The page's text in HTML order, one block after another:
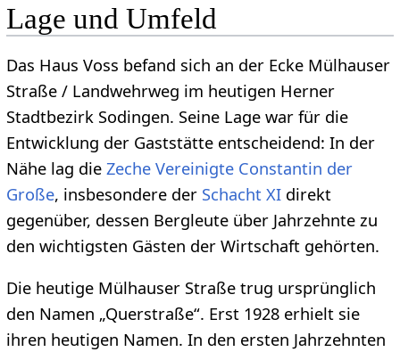
Lage und Umfeld
Das Haus Voss befand sich an der Ecke Mülhauser
Straße / Landwehrweg im heutigen Herner
Stadtbezirk Sodingen. Seine Lage war für die
Entwicklung der Gaststätte entscheidend: In der
Nähe lag die Zeche Vereinigte Constantin der
Große, insbesondere der Schacht XIdirekt
gegenüber, dessen Bergleute über Jahrzehnte zu
den wichtigsten Gästen der Wirtschaft gehörten.
Die heutige Mülhauser Straße trug ursprünglich
den Namen „Querstraße“. Erst 1928 erhielt sie
ihren heutigen Namen. In den ersten Jahrzehnten